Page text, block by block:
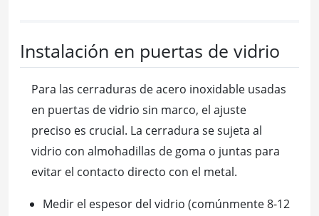
Instalación en puertas de vidrio
Para las cerraduras de acero inoxidable usadas
en puertas de vidrio sin marco, el ajuste
preciso es crucial. La cerradura se sujeta al
vidrio con almohadillas de goma o juntas para
evitar el contacto directo con el metal.
Medir el espesor del vidrio (comúnmente 8-12